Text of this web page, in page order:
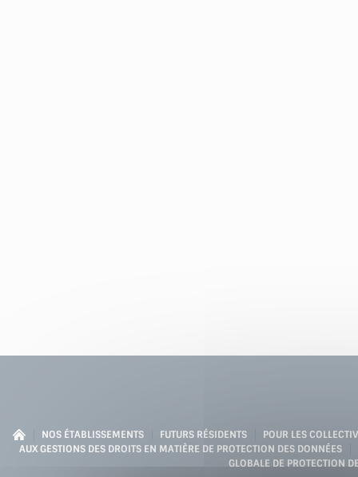
NOS ÉTABLISSEMENTS FUTURS RÉSIDENTS
POUR LES
AUX GESTIONS DES DROITS EN MATIÈRE DE PROTECTION DES DONNÉES
GLOBALE DE PROTECTION